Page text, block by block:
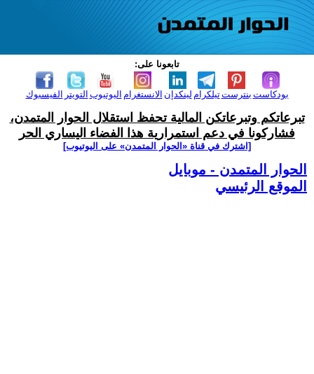
تابعونا على:
الفيسبوك التويتر اليوتيوب الانستغرام لينكدإن تيلكرامبنترست بودكاست
تبرعاتكم وتبرعاتكن المالية تحفظ استقلال الحوار المتمدن،
فشاركونا في دعم استمرارية هذا الفضاء اليساري الحر
[اشترك في قناة ‫«الحوار المتمدن» على اليوتيوب]
الحوار المتمدن - موبايل
الموقع الرئيسي